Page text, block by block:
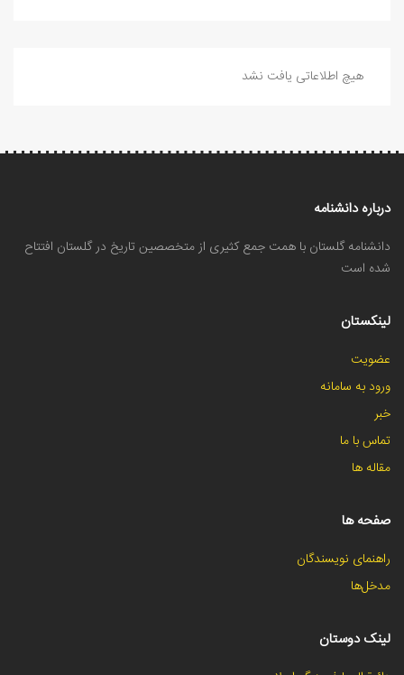
هیچ اطلاعاتی یافت نشد
درباره دانشنامه
دانشنامه گلستان با همت جمع کثیری از متخصصین تاریخ در گلستان افتتاح
شده است
لینکستان
عضویت
ورود به سامانه
خبر
تماس با ما
مقاله ها
صفحه ها
راهنمای نویسندگان
مدخل‌ها
لینک دوستان